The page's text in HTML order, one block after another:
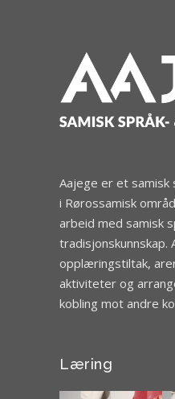
Aajege er et
i Rørossamisk
arbeid med samisk
tradisjonskunnskap.
opplæringstiltak,
aktiviteter og
kobling mot andre
Læring